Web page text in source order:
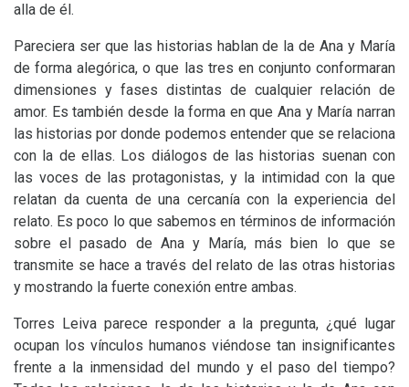
alla de él.
Pareciera ser que las historias hablan de la de Ana y María
de forma alegórica, o que las tres en conjunto conformaran
dimensiones y fases distintas de cualquier relación de
amor. Es también desde la forma en que Ana y María narran
las historias por donde podemos entender que se relaciona
con la de ellas. Los diálogos de las historias suenan con
las voces de las protagonistas, y la intimidad con la que
relatan da cuenta de una cercanía con la experiencia del
relato. Es poco lo que sabemos en términos de información
sobre el pasado de Ana y María, más bien lo que se
transmite se hace a través del relato de las otras historias
y mostrando la fuerte conexión entre ambas.
Torres Leiva parece responder a la pregunta, ¿qué lugar
ocupan los vínculos humanos viéndose tan insignificantes
frente a la inmensidad del mundo y el paso del tiempo?